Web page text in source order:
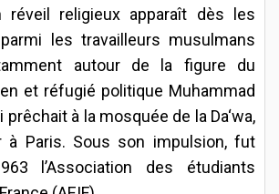
réveil religieux apparaît dès les
les travailleurs musulmans
autour de la figure du
et réfugié politique Muhammad
prêchait à la mosquée de la Da‘wa,
à Paris. Sous son impulsion, fut
l’Association des étudiants